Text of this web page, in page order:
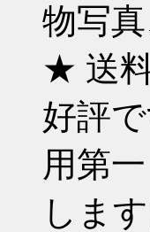
物写
★ 送
好評
用第
しま